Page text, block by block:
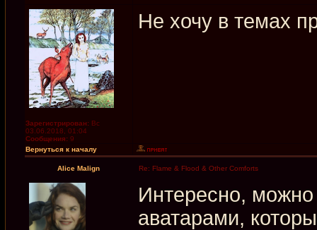
Зарегистрирован: Вс
03.06.2018, 01:04
Сообщения: 9
Не хочу в темах
Вернуться к началу
Alice Malign Re: Flame & Flood & Other Comforts
Интересно,
аватарами,